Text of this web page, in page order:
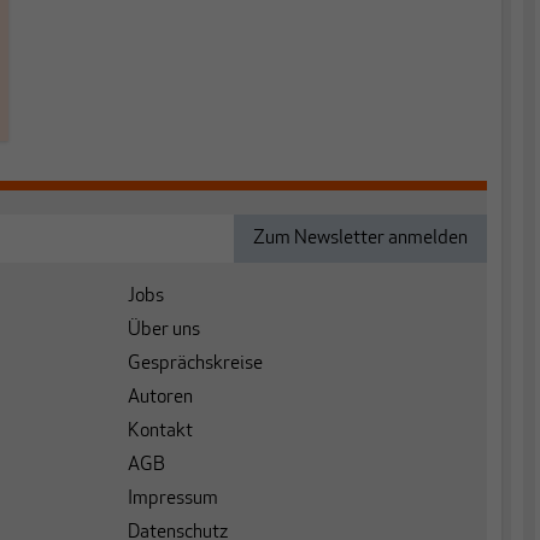
Jobs
Über uns
Gesprächskreise
Autoren
Kontakt
AGB
Impressum
Datenschutz